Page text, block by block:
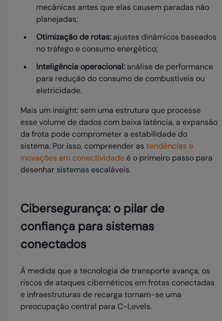
mecânicas antes que elas causem paradas não
planejadas;
Otimização de rotas: ajustes dinâmicos baseados
no tráfego e consumo energético;
Inteligência operacional: análise de performance
para redução do consumo de combustíveis ou
eletricidade.
Mais um insight: sem uma estrutura que processe
esse volume de dados com baixa latência, a expansão
da frota pode comprometer a estabilidade do
sistema. Por isso, compreender as tendências e
inovações em conectividade é o primeiro passo para
desenhar sistemas escaláveis.
Cibersegurança: o pilar de
confiança para sistemas
conectados
À medida que a tecnologia de transporte avança, os
riscos de ataques cibernéticos em frotas conectadas
e infraestruturas de recarga tornam-se uma
preocupação central para C-Levels.